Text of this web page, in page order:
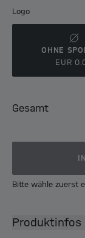
Logo
OHNE
EUR
Gesamt
Bitte wähle zuerst
Produktinfos